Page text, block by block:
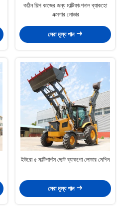
কঠিন শিল্প কাজের জন্য মাল্টিফাংশনাল ব্যাকহো
এক্সগার লোডার
সেরা মূল্য পান
ইউরো ৫ মাল্টিপার্পস ছোট ব্যাকগো লোডার মেশিন
সেরা মূল্য পান